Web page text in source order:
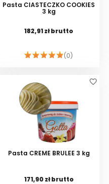
Pasta CIASTECZKO COOKIES
3 kg
182,91 zł brutto
(0)
Pasta CREME BRULEE 3 kg
171,90 zł brutto
favorite_border